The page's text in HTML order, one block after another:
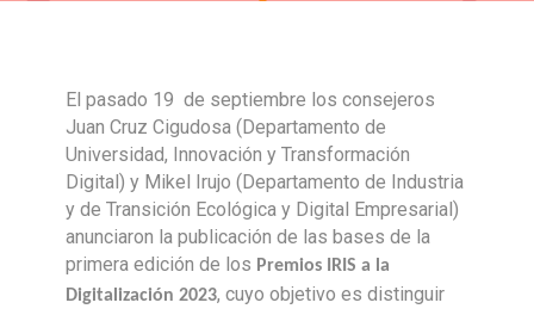
El pasado 19 de septiembre los consejeros
Juan Cruz Cigudosa (Departamento de
Universidad, Innovación y Transformación
Digital) y Mikel Irujo (Departamento de Industria
y de Transición Ecológica y Digital Empresarial)
anunciaron la publicación de las bases de la
primera edición de los Premios IRIS a la
Digitalización 2023, cuyo objetivo es distinguir